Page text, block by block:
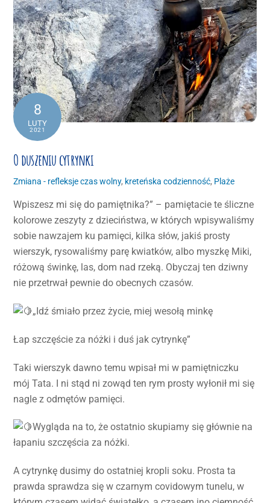
8
LUTY
2021
O duszeniu cytrynki
Zmiana - refleksje czas wolny, kreteńska codzienność, Plaże
Wpiszesz mi się do pamiętnika?” – pamiętacie te śliczne
kolorowe zeszyty z dzieciństwa, w których wpisywaliśmy
sobie nawzajem ku pamięci, kilka słów, jakiś prosty
wierszyk, rysowaliśmy parę kwiatków, albo myszkę Miki,
różową świnkę, las, dom nad rzeką. Obyczaj ten dziwny
nie przetrwał pewnie do obecnych czasów.
„Idź śmiało przez życie, miej wesołą minkę
Łap szczęście za nóżki i duś jak cytrynkę”
Taki wierszyk dawno temu wpisał mi w pamiętniczku
mój Tata. I ni stąd ni zowąd ten rym prosty wyłonił mi się
nagle z odmętów pamięci.
Wygląda na to, że ostatnio skupiamy się głównie na
łapaniu szczęścia za nóżki.
A cytrynkę dusimy do ostatniej kropli soku. Prosta ta
prawda sprawdza się w czarnym covidowym tunelu, w